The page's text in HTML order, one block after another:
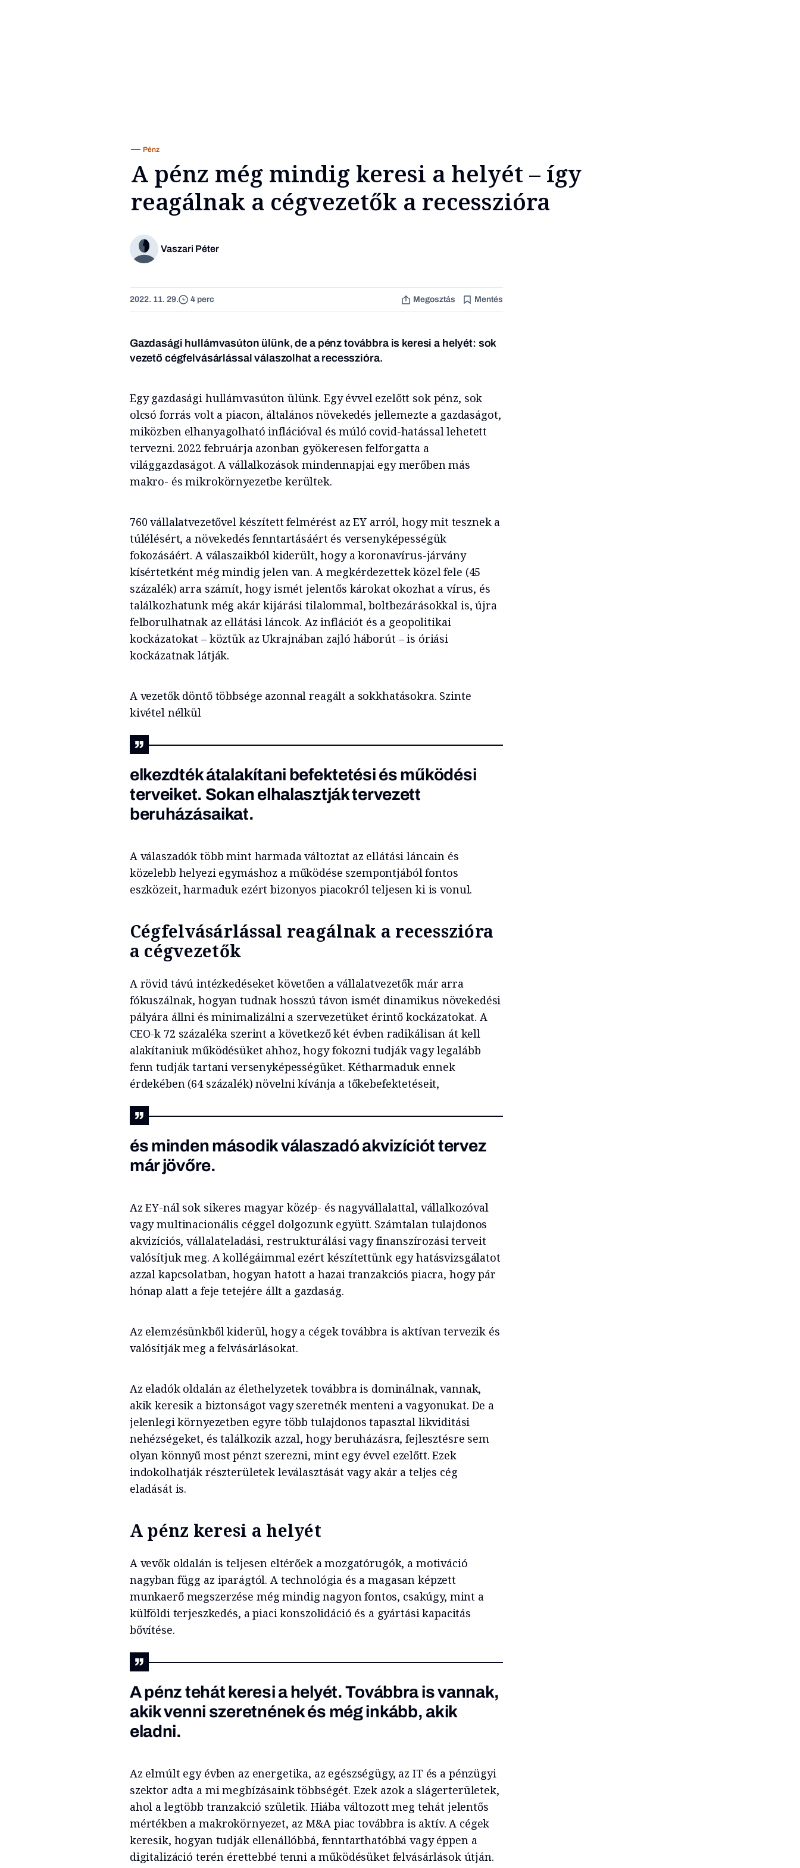
Pénz
A pénz még mindig keresi a helyét – így
reagálnak a cégvezetők a recesszióra
Vaszari Péter
2022. 11. 29. 4 perc Megosztás Mentés
Gazdasági hullámvasúton ülünk, de a pénz továbbra is keresi a helyét: sok
vezető cégfelvásárlással válaszolhat a recesszióra.
Egy gazdasági hullámvasúton ülünk. Egy évvel ezelőtt sok pénz, sok
olcsó forrás volt a piacon, általános növekedés jellemezte a gazdaságot,
miközben elhanyagolható inflációval és múló covid-hatással lehetett
tervezni. 2022 februárja azonban gyökeresen felforgatta a
világgazdaságot. A vállalkozások mindennapjai egy merőben más
makro- és mikrokörnyezetbe kerültek.
760 vállalatvezetővel készített felmérést az EY arról, hogy mit tesznek a
túlélésért, a növekedés fenntartásáért és versenyképességük
fokozásáért. A válaszaikból kiderült, hogy a koronavírus-járvány
kísértetként még mindig jelen van. A megkérdezettek közel fele (45
százalék) arra számít, hogy ismét jelentős károkat okozhat a vírus, és
találkozhatunk még akár kijárási tilalommal, boltbezárásokkal is, újra
felborulhatnak az ellátási láncok. Az inflációt és a geopolitikai
kockázatokat – köztük az Ukrajnában zajló háborút – is óriási
kockázatnak látják.
A vezetők döntő többsége azonnal reagált a sokkhatásokra. Szinte
kivétel nélkül
elkezdték átalakítani befektetési és működési
terveiket. Sokan elhalasztják tervezett
beruházásaikat.
A válaszadók több mint harmada változtat az ellátási láncain és
közelebb helyezi egymáshoz a működése szempontjából fontos
eszközeit, harmaduk ezért bizonyos piacokról teljesen ki is vonul.
Cégfelvásárlással reagálnak a recesszióra
a cégvezetők
A rövid távú intézkedéseket követően a vállalatvezetők már arra
fókuszálnak, hogyan tudnak hosszú távon ismét dinamikus növekedési
pályára állni és minimalizálni a szervezetüket érintő kockázatokat. A
CEO-k 72 százaléka szerint a következő két évben radikálisan át kell
alakítaniuk működésüket ahhoz, hogy fokozni tudják vagy legalább
fenn tudják tartani versenyképességüket. Kétharmaduk ennek
érdekében (64 százalék) növelni kívánja a tőkebefektetéseit,
és minden második válaszadó akvizíciót tervez
már jövőre.
Az EY-nál sok sikeres magyar közép- és nagyvállalattal, vállalkozóval
vagy multinacionális céggel dolgozunk együtt. Számtalan tulajdonos
akvizíciós, vállalateladási, restrukturálási vagy finanszírozási terveit
valósítjuk meg. A kollégáimmal ezért készítettünk egy hatásvizsgálatot
azzal kapcsolatban, hogyan hatott a hazai tranzakciós piacra, hogy pár
hónap alatt a feje tetejére állt a gazdaság.
Az elemzésünkből kiderül, hogy a cégek továbbra is aktívan tervezik és
valósítják meg a felvásárlásokat.
Az eladók oldalán az élethelyzetek továbbra is dominálnak, vannak,
akik keresik a biztonságot vagy szeretnék menteni a vagyonukat. De a
jelenlegi környezetben egyre több tulajdonos tapasztal likviditási
nehézségeket, és találkozik azzal, hogy beruházásra, fejlesztésre sem
olyan könnyű most pénzt szerezni, mint egy évvel ezelőtt. Ezek
indokolhatják részterületek leválasztását vagy akár a teljes cég
eladását is.
A pénz keresi a helyét
A vevők oldalán is teljesen eltérőek a mozgatórugók, a motiváció
nagyban függ az iparágtól. A technológia és a magasan képzett
munkaerő megszerzése még mindig nagyon fontos, csakúgy, mint a
külföldi terjeszkedés, a piaci konszolidáció és a gyártási kapacitás
bővítése.
A pénz tehát keresi a helyét. Továbbra is vannak,
akik venni szeretnének és még inkább, akik
eladni.
Az elmúlt egy évben az energetika, az egészségügy, az IT és a pénzügyi
szektor adta a mi megbízásaink többségét. Ezek azok a slágerterületek,
ahol a legtöbb tranzakció születik. Hiába változott meg tehát jelentős
mértékben a makrokörnyezet, az M&A piac továbbra is aktív. A cégek
keresik, hogyan tudják ellenállóbbá, fenntarthatóbbá vagy éppen a
digitalizáció terén érettebbé tenni a működésüket felvásárlások útján.